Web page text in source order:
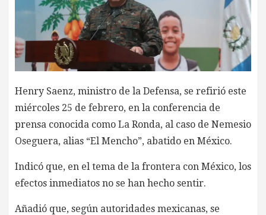
Henry Saenz, ministro de la Defensa, se refirió este
miércoles 25 de febrero, en la conferencia de
prensa conocida como La Ronda, al caso de Nemesio
Oseguera, alias “El Mencho”, abatido en México.
Indicó que, en el tema de la frontera con México, los
efectos inmediatos no se han hecho sentir.
Añadió que, según autoridades mexicanas, se